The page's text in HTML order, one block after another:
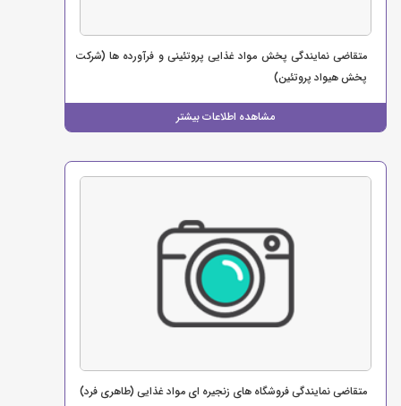
مشاهده اطلاعات بیشتر
متقاضی نمایندگی پخش مواد غذایی پروتئینی و فرآورده ها (شرکت
پخش هیواد پروتئین)
متقاضی نمایندگی فروشگاه های زنجیره ای مواد غذایی (طاهری فرد)